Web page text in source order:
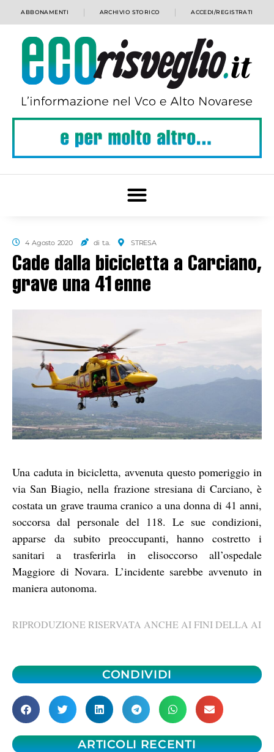
ABBONAMENTI ARCHIVIO STORICO ACCEDI/REGISTRATI
4 Agosto 2020 di t.a. STRESA
Cade dalla bicicletta a Carciano,
grave una 41enne
Una caduta in bicicletta, avvenuta questo pomeriggio in
via San Biagio, nella frazione stresiana di Carciano, è
costata un grave trauma cranico a una donna di 41 anni,
soccorsa dal personale del 118. Le sue condizioni,
apparse da subito preoccupanti, hanno costretto i
sanitari a trasferirla in elisoccorso all’ospedale
Maggiore di Novara. L’incidente sarebbe avvenuto in
maniera autonoma.
RIPRODUZIONE RISERVATA ANCHE AI FINI DELLA AI
CONDIVIDI
ARTICOLI RECENTI